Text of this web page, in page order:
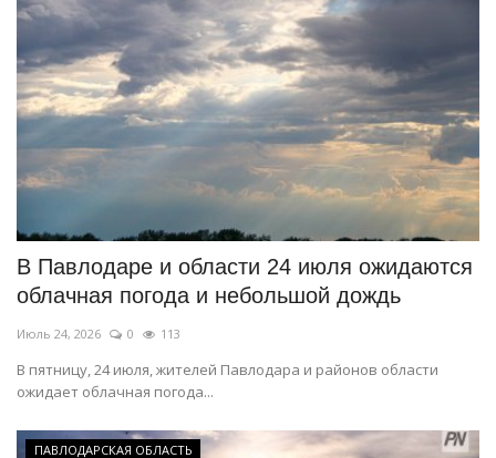
Язык
Қазақша Русский
В Павлодаре и области 24 июля ожидаются
облачная погода и небольшой дождь
Июль 24, 2026 0 113
В пятницу, 24 июля, жителей Павлодара и районов области
ожидает облачная погода...
ПАВЛОДАРСКАЯ ОБЛАСТЬ